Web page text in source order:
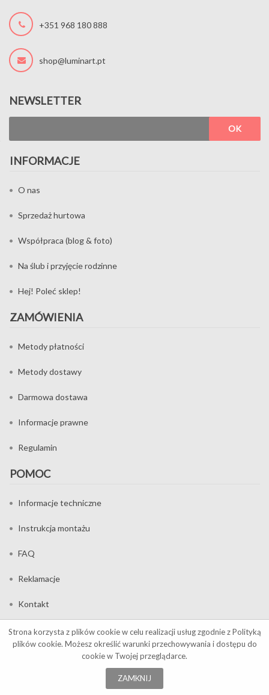
Strona korzysta z plików cookie w celu realizacji usług zgodnie zPolityką
plików cookie. Możesz określić warunki przechowywania i dostępu do
cookie w Twojej przeglądarce.
ZAMKNIJ
+351 968 180 888
shop@luminart.pt
NEWSLETTER
OK
INFORMACJE
O nas
Sprzedaż hurtowa
Współpraca (blog & foto)
Na ślub i przyjęcie rodzinne
Hej! Poleć sklep!
ZAMÓWIENIA
Metody płatności
Metody dostawy
Darmowa dostawa
Informacje prawne
Regulamin
POMOC
Informacje techniczne
Instrukcja montażu
FAQ
Reklamacje
Kontakt
MOJE KONTO